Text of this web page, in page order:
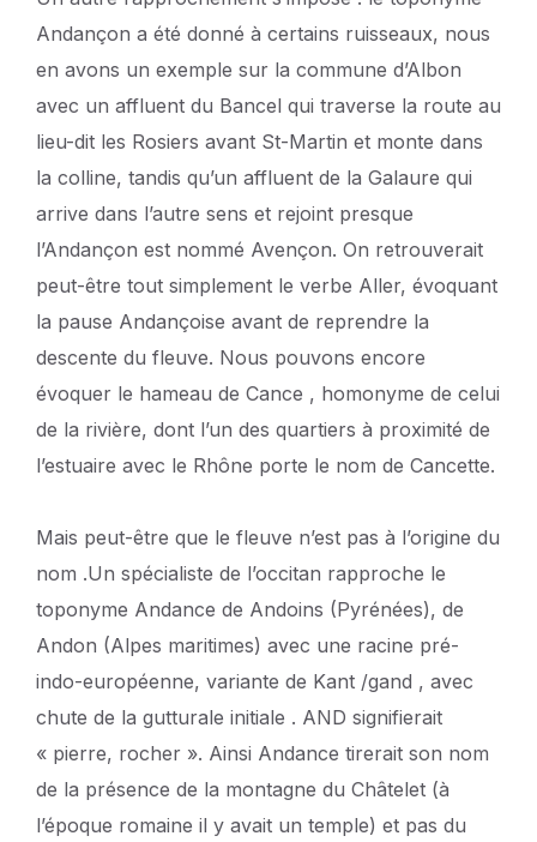
Andançon a été donné à certains ruisseaux, nous
en avons un exemple sur la commune d’Albon
avec un affluent du Bancel qui traverse la route au
lieu-dit les Rosiers avant St-Martin et monte dans
la colline, tandis qu’un affluent de la Galaure qui
arrive dans l’autre sens et rejoint presque
l’Andançon est nommé Avençon. On retrouverait
peut-être tout simplement le verbe Aller, évoquant
la pause Andançoise avant de reprendre la
descente du fleuve. Nous pouvons encore
évoquer le hameau de Cance , homonyme de celui
de la rivière, dont l’un des quartiers à proximité de
l’estuaire avec le Rhône porte le nom de Cancette.
Mais peut-être que le fleuve n’est pas à l’origine du
nom .Un spécialiste de l’occitan rapproche le
toponyme Andance de Andoins (Pyrénées), de
Andon (Alpes maritimes) avec une racine pré-
indo-européenne, variante de Kant /gand , avec
chute de la gutturale initiale . AND signifierait
« pierre, rocher ». Ainsi Andance tirerait son nom
de la présence de la montagne du Châtelet (à
l’époque romaine il y avait un temple) et pas du